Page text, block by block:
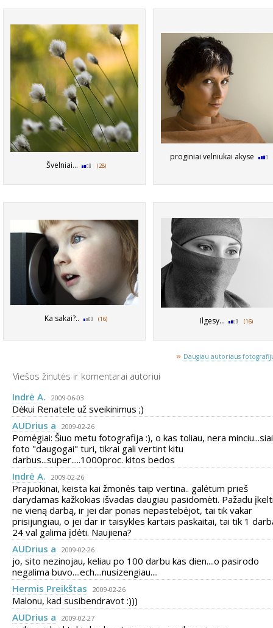
Švelniai... (28)
proginiai velniukai akyse
Ka sakai?.. (16) Ilgesy... (16)
» Daugiau autoriaus
Viešos žinutės ir komentarai autoriui
Indrė A.
2009-06-03
Dėkui Renatele už sveikinimus ;)
AUDrius a
2009-02-26
Pomėgiai: Šiuo metu fotografija :), o kas toliau, nera
foto "daugogai" turi, tikrai gali vertint kitu
darbus...super.....1000proc. kitos bedos
Indrė A.
2009-02-26
Prajuokinai, keista kai žmonės taip vertina.. galėtum prieš
darydamas kažkokias išvadas daugiau pasidomėti. Pažadu
ne vieną darbą, ir jei dar ponas nepastebėjot, tai tik vakar
prisijungiau, o jei dar ir taisykles kartais paskaitai, tai tik 1
24 val galima įdėti. Naujiena?
AUDrius a
2009-02-26
jo, sito nezinojau, keliau po 100 darbu kas dien....o pasirodo
negalima buvo....ech....nusizengiau....
Hermis Preikštas
2009-02-26
Malonu, kad susibendravot :)))
AUDrius a
2009-02-27